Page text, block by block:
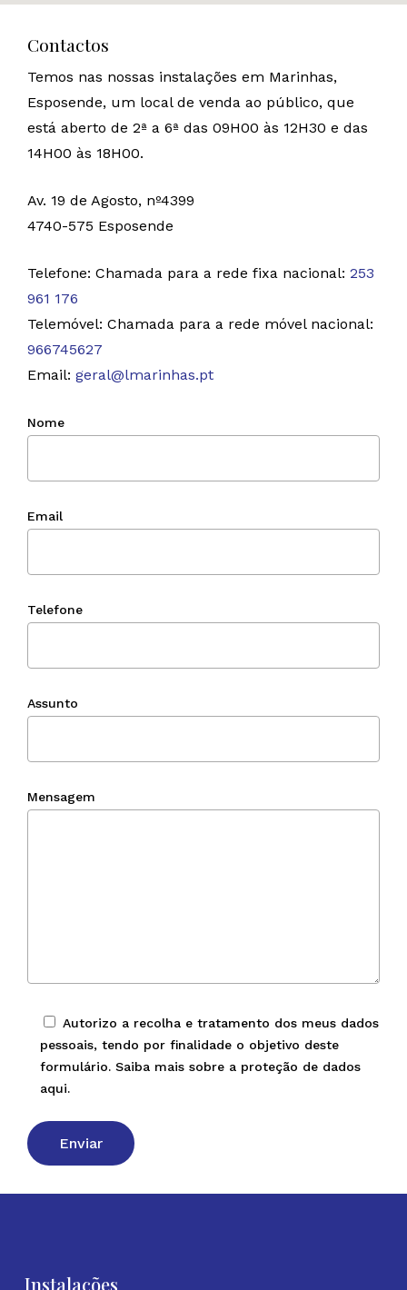
Contactos
Temos nas nossas instalações em Marinhas,
Esposende, um local de venda ao público, que
está aberto de 2ª a 6ª das 09H00 às 12H30 e das
14H00 às 18H00.
Av. 19 de Agosto, nº4399
4740-575 Esposende
Telefone: Chamada para a rede fixa nacional:253
961 176
Telemóvel: Chamada para a rede móvel nacional:
966745627
Email:geral@lmarinhas.pt
Nome
Email
Telefone
Assunto
Mensagem
Autorizo a recolha e tratamento dos meus dados
pessoais, tendo por finalidade o objetivo deste
formulário. Saiba mais sobre a proteção de dados
aqui.
Instalações